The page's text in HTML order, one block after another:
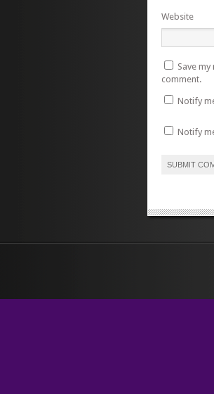
Website
Save
comment.
Notify
Notify